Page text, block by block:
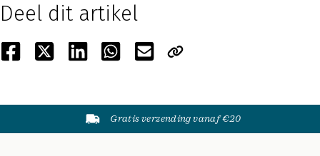
Deel dit artikel
Gratis verzending vanaf €20